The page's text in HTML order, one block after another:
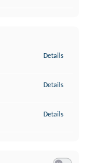
Details
Details
Details